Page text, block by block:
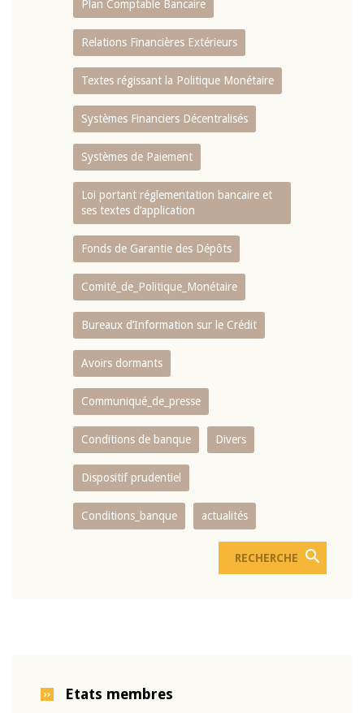
Plan Comptable Bancaire
Relations Financières Extérieurs
Textes régissant la Politique Monétaire
Systèmes Financiers Décentralisés
Systèmes de Paiement
Loi portant réglementation bancaire et
ses textes d’application
Fonds de Garantie des Dépôts
Comité_de_Politique_Monétaire
Bureaux d’Information sur le Crédit
Avoirs dormants
Communiqué_de_presse
Conditions de banque Divers
Dispositif prudentiel
Conditions_banque actualités
Etats membres